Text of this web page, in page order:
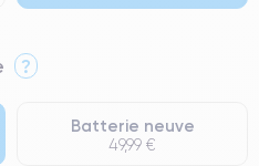
un grade Premium.
?
Batterie neuve
49,99 €